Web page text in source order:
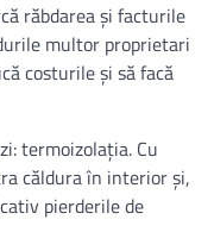
răbdarea și facturile
multor proprietari
costurile și să facă
termoizolația. Cu
căldura în interior și,
pierderile de